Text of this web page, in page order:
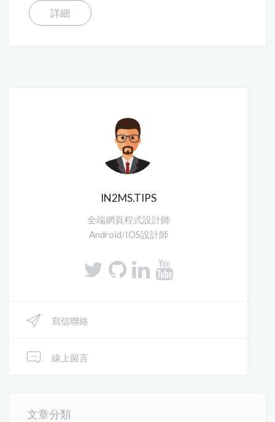
詳細
IN2MS.TIPS
全端網頁程式設計師
Android/IOS設計師
寫信聯絡
線上留言
文章分類